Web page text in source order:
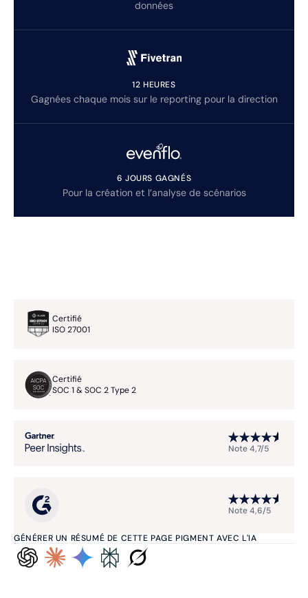
données
12 HEURES
Gagnées chaque mois sur le reporting pour la direction
6 JOURS GAGNÉS
Pour la création et l’analyse de scénarios
GÉNÉRER UN RÉSUMÉ DE CETTE PAGE PIGMENT AVEC L'IA
Certifié
ISO 27001
Certifié
SOC 1 & SOC 2 Type 2
Note 4,7/5
Note 4,6/5